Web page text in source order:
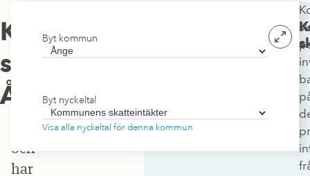
Kommunens
skatteintäkter,
Ånge
kommun
ligger
Västernorrlands
och
har
Byt kommun
Byt nyckeltal
Visa alla nyckeltal för denna kommun